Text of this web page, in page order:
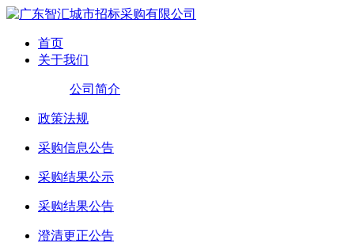
首页
关于我们
公司简介
政策法规
采购信息公告
采购结果公示
采购结果公告
澄清更正公告